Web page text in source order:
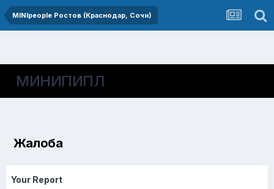
MINIpeople Ростов (Краснодар, Сочи)
МИНИПИПЛ
Жалоба
Your Report